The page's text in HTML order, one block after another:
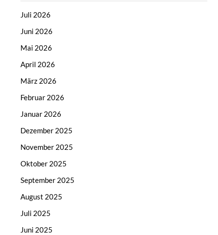
Juli 2026
Juni 2026
Mai 2026
April 2026
März 2026
Februar 2026
Januar 2026
Dezember 2025
November 2025
Oktober 2025
September 2025
August 2025
Juli 2025
Juni 2025